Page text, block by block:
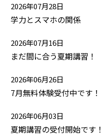
2026年07月28日
学力とスマホの関係
2026年07月16日
まだ間に合う夏期講習！
2026年06月26日
7月無料体験受付中です！
2026年06月03日
夏期講習の受付開始です！